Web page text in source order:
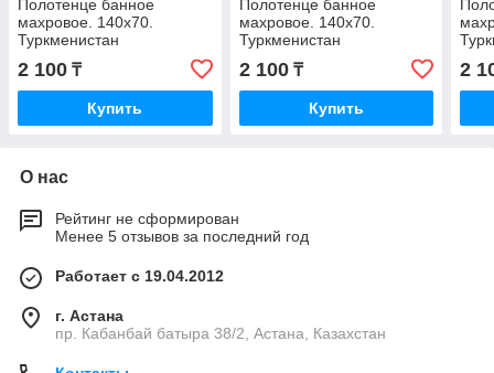
Полотенце банное
махровое. 140х70.
Туркменистан
2 100 ₸
Купить
Полотенце банное
махровое. 140х70.
Туркменистан
2 100₸
Купить
2
О нас
Рейтинг не сформирован
Менее 5 отзывов за последний год
Работает с 19.04.2012
г. Астана
пр. Кабанбай батыра 38/2, Астана, Казахстан